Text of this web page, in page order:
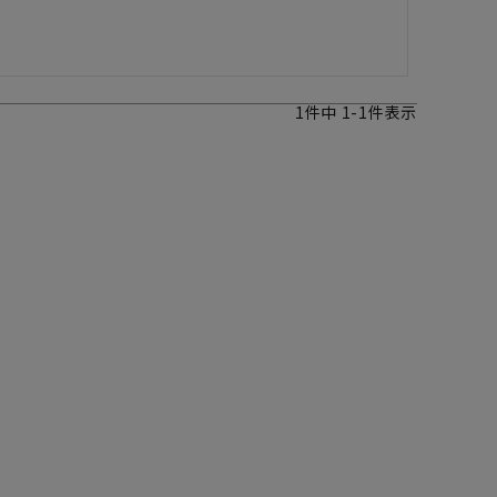
1件中 1-1件表示